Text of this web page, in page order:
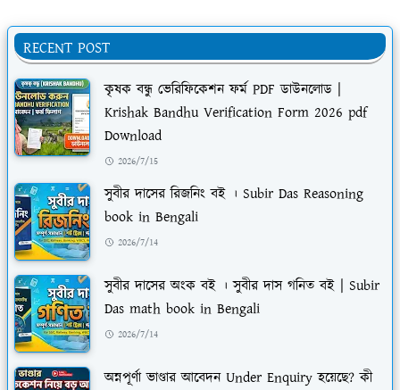
RECENT POST
কৃষক বন্ধু ভেরিফিকেশন ফর্ম PDF ডাউনলোড |
Krishak Bandhu Verification Form 2026 pdf
Download
2026/7/15
সুবীর দাসের রিজনিং বই । Subir Das Reasoning
book in Bengali
2026/7/14
সুবীর দাসের অংক বই । সুবীর দাস গনিত বই | Subir
Das math book in Bengali
2026/7/14
অন্নপূর্ণা ভাণ্ডার আবেদন Under Enquiry হয়েছে? কী